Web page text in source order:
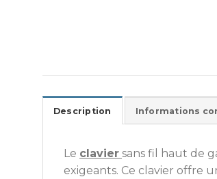
Description Informations
Le clavier sans fil haut de
exigeants. Ce clavier offre